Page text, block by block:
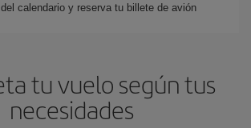
calendario y reserva tu billete de avión
tu vuelo según tus
necesidades